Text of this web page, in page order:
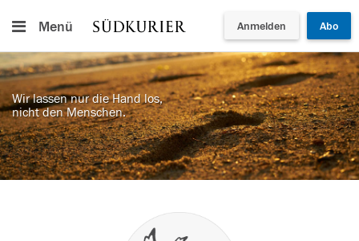
Menü Anmelden Abo
Wir lassen nur die Hand los,
nicht den Menschen.